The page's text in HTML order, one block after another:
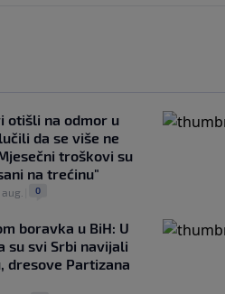
otišli na odmor u
da se više ne
troškovi su
na trećinu"
aug. 0
boravka u BiH: U
su svi Srbi navijali
dresove Partizana